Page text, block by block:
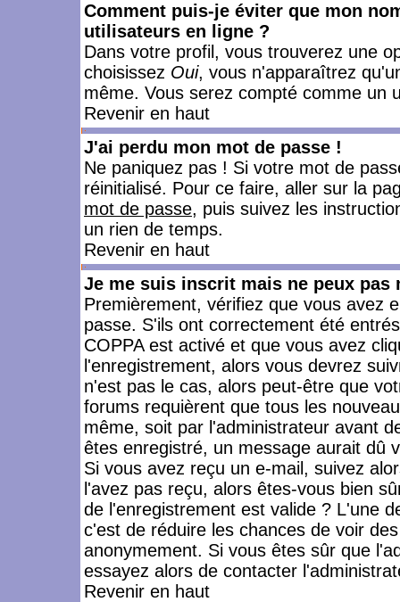
Comment puis-je éviter que mon
utilisateurs en ligne ?
Dans votre profil, vous trouverez une
choisissez Oui, vous n'apparaîtrez
même. Vous serez compté comme un
Revenir en haut
J'ai perdu mon mot de passe !
Ne paniquez pas ! Si votre mot de
réinitialisé. Pour ce faire, aller sur la
mot de passe, puis suivez les
un rien de temps.
Revenir en haut
Je me suis inscrit mais ne peux pas
Premièrement, vérifiez que vous avez
passe. S'ils ont correctement été
COPPA est activé et que vous avez
l'enregistrement, alors vous devrez
n'est pas le cas, alors peut-être que
forums requièrent que tous les
même, soit par l'administrateur avant
êtes enregistré, un message aurait dû
Si vous avez reçu un e-mail, suivez
l'avez pas reçu, alors êtes-vous bien
de l'enregistrement est valide ? L'une
c'est de réduire les chances de voir
anonymement. Si vous êtes sûr que
essayez alors de contacter
Revenir en haut